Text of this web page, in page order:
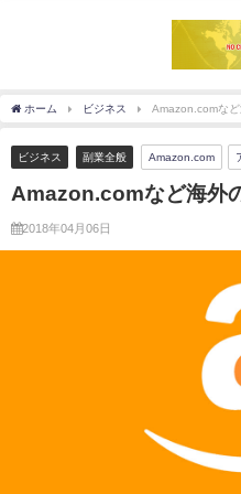
ホーム ビジネス Amazon.comな
ビジネス 副業全般 Amazon.com
Amazon.comなど海外
2018年04月06日